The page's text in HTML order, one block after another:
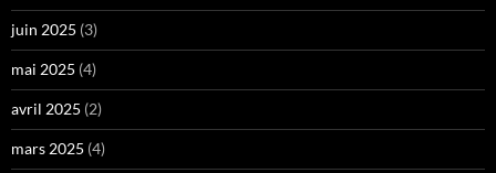
juin 2025 (3)
mai 2025 (4)
avril 2025 (2)
mars 2025 (4)